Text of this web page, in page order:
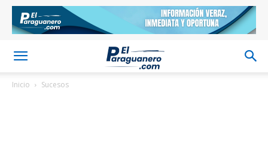
Inicio Sucesos